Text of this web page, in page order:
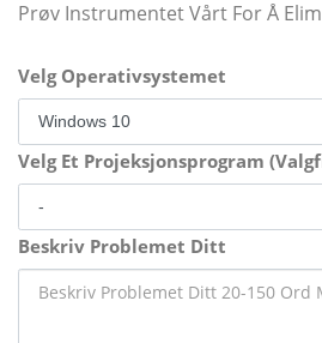
Prøv Instrumentet Vårt For Å
Velg Operativsystemet
Velg Et Projeksjonsprogram
Beskriv Problemet Ditt